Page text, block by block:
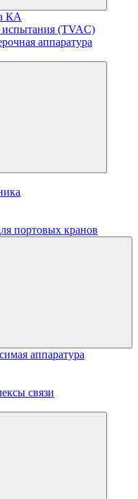
КА
(TVAC)
аппаратура
портовых кранов
аппаратура
связи